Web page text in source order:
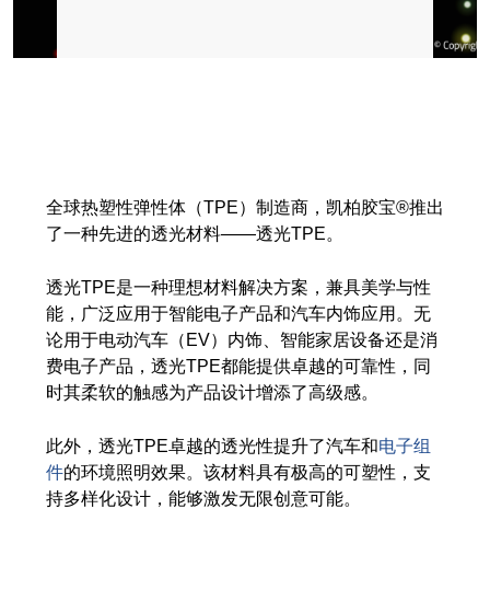
消费行业
博客
网络研讨会
活动
下载中心
TPE 知识
热塑性弹性体（TPE）知识中心
全球热塑性弹性体（TPE）制造商，凯柏胶宝®推出
了一种先进的透光材料——透光TPE。
透光TPE是一种理想材料解决方案，兼具美学与性
能，广泛应用于智能电子产品和汽车内饰应用。无
论用于电动汽车（EV）内饰、智能家居设备还是消
费电子产品，透光TPE都能提供卓越的可靠性，同
时其柔软的触感为产品设计增添了高级感。
此外，透光TPE卓越的透光性提升了汽车和电子组
件的环境照明效果。该材料具有极高的可塑性，支
持多样化设计，能够激发无限创意可能。